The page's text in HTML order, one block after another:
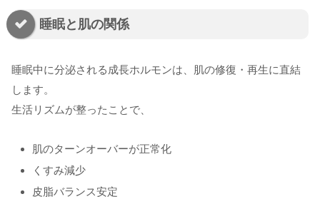
睡眠と肌の関係
睡眠中に分泌される成長ホルモンは、肌の修復・再生に直結
します。
生活リズムが整ったことで、
肌のターンオーバーが正常化
くすみ減少
皮脂バランス安定